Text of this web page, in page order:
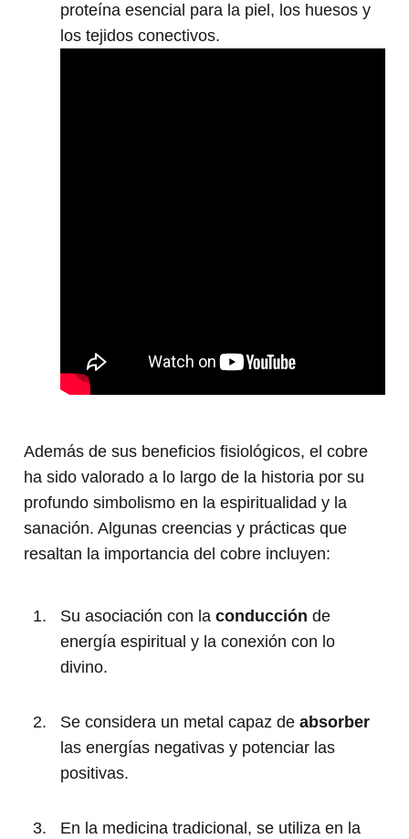
proteína esencial para la piel, los huesos y
los tejidos conectivos.
Además de sus beneficios fisiológicos, el cobre
ha sido valorado a lo largo de la historia por su
profundo simbolismo en la espiritualidad y la
sanación. Algunas creencias y prácticas que
resaltan la importancia del cobre incluyen:
Su asociación con la conducción de
energía espiritual y la conexión con lo
divino.
Se considera un metal capaz de absorber
las energías negativas y potenciar las
positivas.
En la medicina tradicional, se utiliza en la